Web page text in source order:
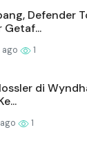
Defender
Getaf...
1
di
1